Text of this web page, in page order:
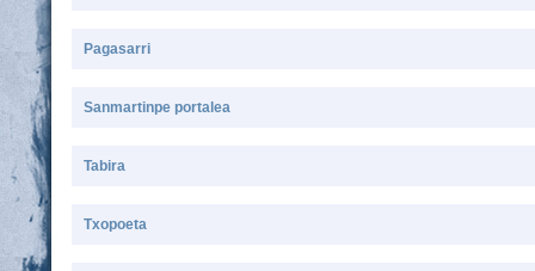
Pagasarri
Sanmartinpe portalea
Tabira
Txopoeta